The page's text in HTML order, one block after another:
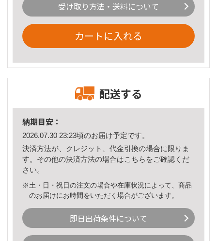
受け取り方法・送料について
カートに入れる
配送する
納期目安：
2026.07.30 23:23頃のお届け予定です。
決済方法が、クレジット、代金引換の場合に限りま
す。その他の決済方法の場合はこちら をご確認くだ
さい。
※土・日・祝日の注文の場合や在庫状況によって、商品
のお届けにお時間をいただく場合がございます。
即日出荷条件について